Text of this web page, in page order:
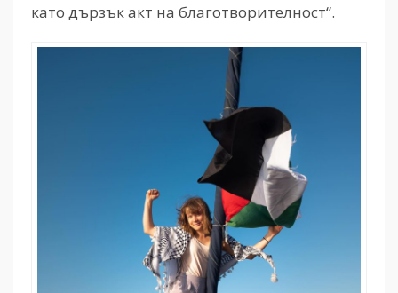
като дързък акт на благотворителност“.